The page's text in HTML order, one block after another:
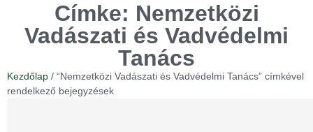
Címke: Nemzetközi
Vadászati és Vadvédelmi
Tanács
Kezdőlap / “Nemzetközi Vadászati és Vadvédelmi Tanács” címkével
rendelkező bejegyzések